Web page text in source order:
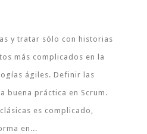
y tratar sólo con historias
más complicados en la
ágiles. Definir las
buena práctica en Scrum.
es complicado,
en...